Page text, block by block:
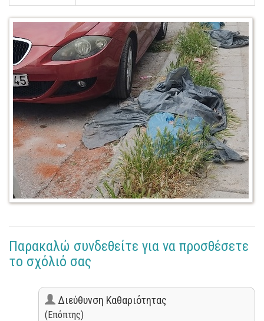
Παρακαλώ συνδεθείτε για να προσθέσετε
το σχόλιό σας
Διεύθυνση Καθαριότητας
(Επόπτης)